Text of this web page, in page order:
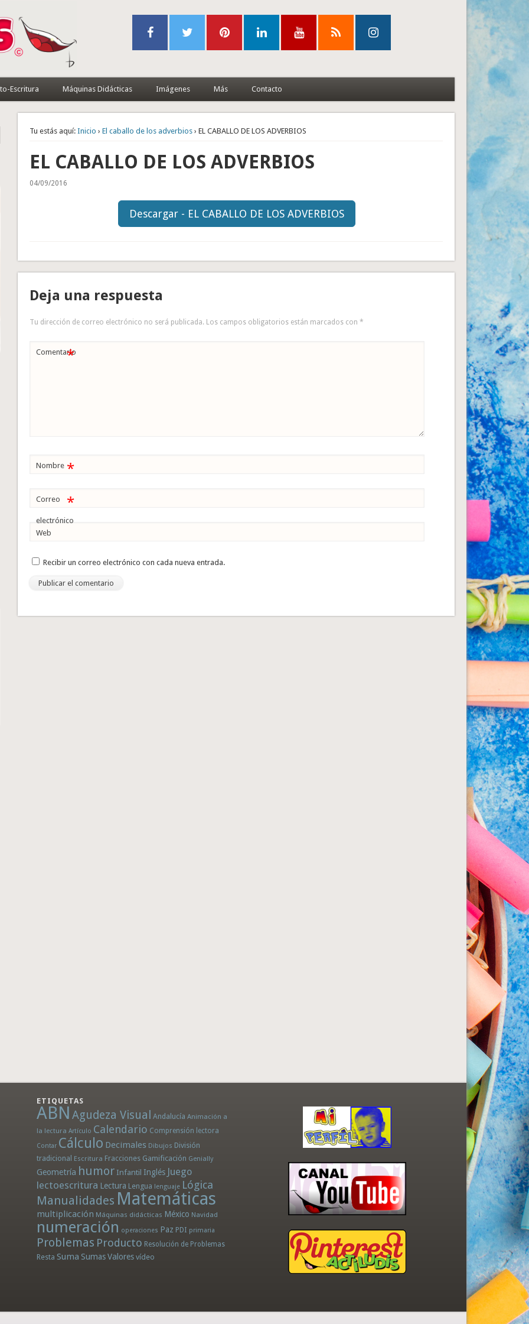
Escritura Máquinas Didácticas Imágenes Más Contacto
Tu estás aquí: Inicio ›El caballo de los adverbios › EL CABALLO DE LOS ADVERBIOS
EL CABALLO DE LOS ADVERBIOS
04/09/2016
Descargar - EL CABALLO DE LOS ADVERBIOS
Deja una respuesta
Tu dirección de correo electrónico no será publicada. Los campos obligatorios están marcados con*
Comentario
*
Nombre *
Correo
electrónico
*
Web
Recibir un correo electrónico con cada nueva entrada.
ETIQUETAS
ABN Agudeza Visual Andalucía Animación a
la lectura Artículo Calendario Comprensión lectora
Contar Cálculo Decimales Dibujos División
tradicional Escritura Fracciones Gamificación Genially
Geometría humor Infantil Inglés Juego
lectoescritura Lectura Lengua lenguaje Lógica
Manualidades Matemáticas
multiplicación Máquinas didácticas México Navidad
numeración operaciones Paz PDI primaria
Problemas Producto Resolución de Problemas
Resta Suma SumasValores vídeo